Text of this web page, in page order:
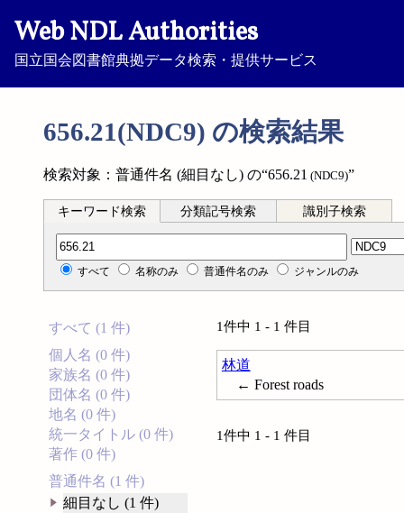
Web NDL Authorities
国立国会図書館典拠データ検索・提供サービス
656.21(NDC9) の検索結果
検索対象：普通件名 (細目なし) の“656.21 (NDC9)”
キーワード検索 分類記号検索 識別子検索
分類記号検索
すべて 名称のみ 普通件名のみ ジャンルのみ
すべて (1 件)
個人名 (0 件)
家族名 (0 件)
団体名 (0 件)
地名 (0 件)
統一タイトル (0 件)
著作 (0 件)
普通件名 (1 件)
細目なし (1 件)
1件中 1 - 1 件目
林道
← Forest roads
1件中 1 - 1 件目